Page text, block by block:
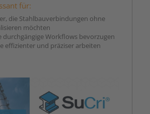
für:
die Stahlbauverbindungen ohne
möchten
durchgängige Workflows bevorzugen
effizienter und präziser arbeiten